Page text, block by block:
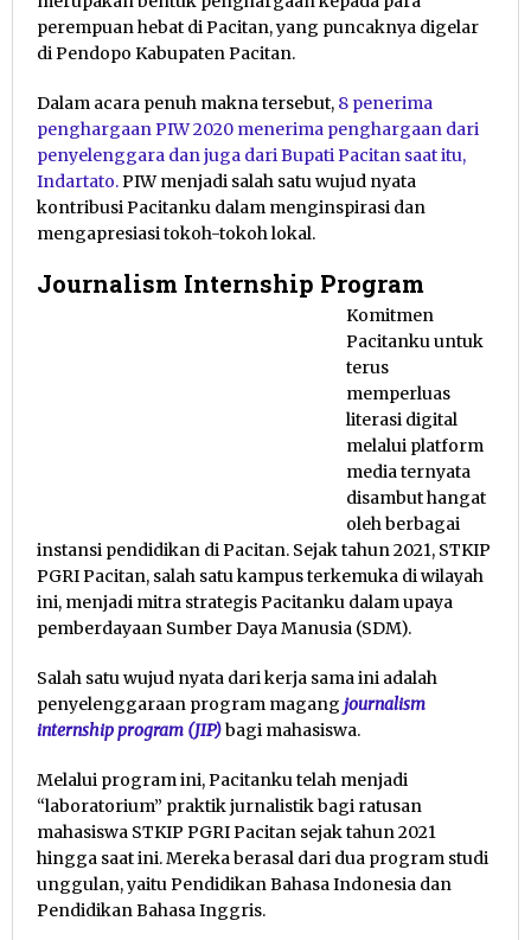
perempuan hebat di Pacitan, yang puncaknya digelar
di Pendopo Kabupaten Pacitan.
Dalam acara penuh makna tersebut, 8 penerima
penghargaan PIW 2020 menerima penghargaan dari
penyelenggara dan juga dari Bupati Pacitan saat itu,
Indartato.PIW menjadi salah satu wujud nyata
kontribusi Pacitanku dalam menginspirasi dan
mengapresiasi tokoh-tokoh lokal.
Journalism Internship Program
Komitmen
Pacitanku untuk
terus
memperluas
literasi digital
melalui platform
media ternyata
disambut hangat
oleh berbagai
instansi pendidikan di Pacitan. Sejak tahun 2021, STKIP
PGRI Pacitan, salah satu kampus terkemuka di wilayah
ini, menjadi mitra strategis Pacitanku dalam upaya
pemberdayaan Sumber Daya Manusia (SDM).
Salah satu wujud nyata dari kerja sama ini adalah
penyelenggaraan program magang journalism
internship program (JIP)bagi mahasiswa.
Melalui program ini, Pacitanku telah menjadi
“laboratorium” praktik jurnalistik bagi ratusan
mahasiswa STKIP PGRI Pacitan sejak tahun 2021
hingga saat ini. Mereka berasal dari dua program studi
unggulan, yaitu Pendidikan Bahasa Indonesia dan
Pendidikan Bahasa Inggris.